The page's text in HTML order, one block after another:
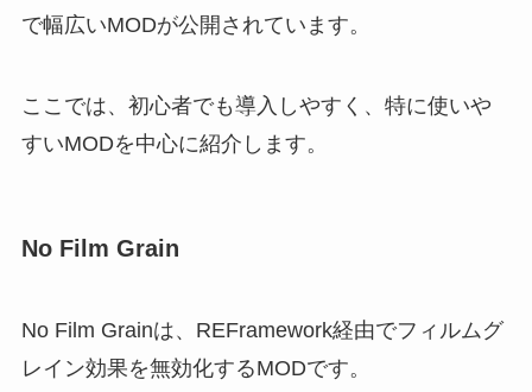
で幅広いMODが公開されています。
ここでは、初心者でも導入しやすく、特に使いや
すいMODを中心に紹介します。
No Film Grain
No Film Grainは、REFramework経由でフィルムグ
レイン効果を無効化するMODです。